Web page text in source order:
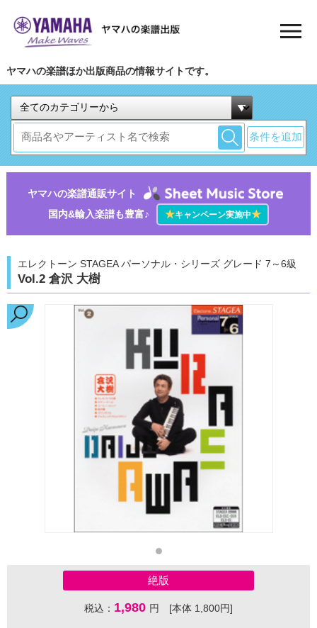
ヤマハの楽譜ほか出版商品の情報サイトです。
条件を追加
ヤマハの楽譜通販サイト
国内&輸入楽譜も豊富♪
★キャンペーン実施中★
エレクトーン STAGEA パーソナル・シリーズ グレード 7～6級
Vol.2 倉沢 大樹
絶版
税込： 1,980 円 [本体 1,800円]